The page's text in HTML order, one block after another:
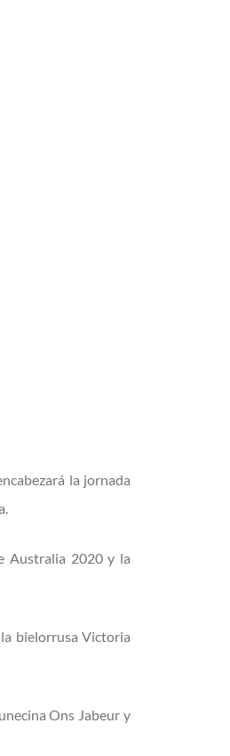
la jornada
Australia 2020 y la
bielorrusa Victoria
Ons Jabeur y